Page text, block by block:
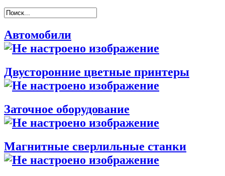
Автомобили
Двусторонние цветные принтеры
Заточное оборудование
Магнитные сверлильные станки